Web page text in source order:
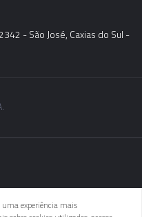
- São José, Caxias do Sul -
uma experiência mais